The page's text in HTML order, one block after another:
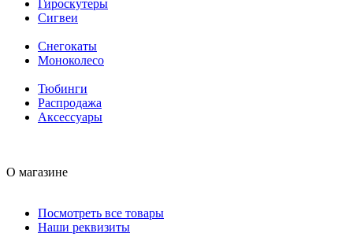
Гироскутеры
Сигвеи
Снегокаты
Моноколесо
Тюбинги
Распродажа
Аксессуары
О магазине
Посмотреть все товары
Наши реквизиты